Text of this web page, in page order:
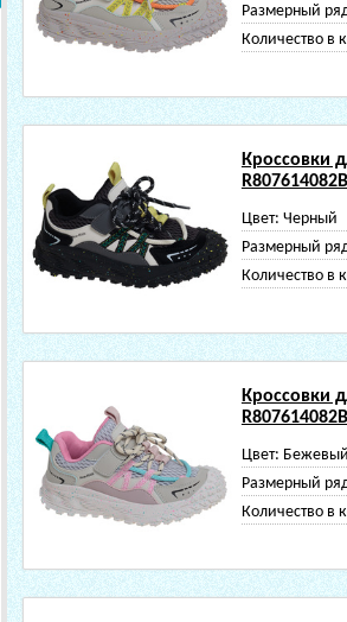
Размерный
Количество в
Кроссовки
Цвет: Черный
Размерный
Количество в
Кроссовки
Цвет: Бежевый
Размерный
Количество в